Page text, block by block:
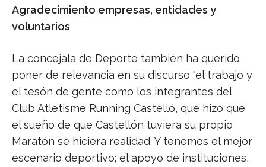
Agradecimiento empresas, entidades y
voluntarios
La concejala de Deporte también ha querido
poner de relevancia en su discurso "el trabajo y
el tesón de gente como los integrantes del
Club Atletisme Running Castelló, que hizo que
el sueño de que Castellón tuviera su propio
Maratón se hiciera realidad. Y tenemos el mejor
escenario deportivo; el apoyo de instituciones,